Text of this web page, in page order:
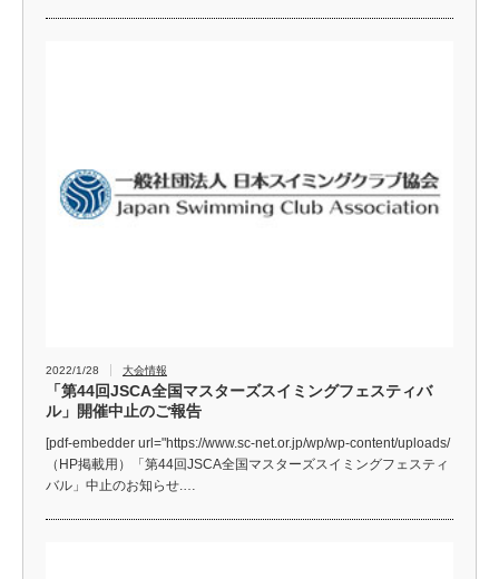
2022/1/28 大会情報
「第44回JSCA全国マスターズスイミングフェスティバ
ル」開催中止のご報告
[pdf-embedder url="https://www.sc-net.or.jp/wp/wp-content/uploads/
（HP掲載用）「第44回JSCA全国マスターズスイミングフェスティ
バル」中止のお知らせ.…